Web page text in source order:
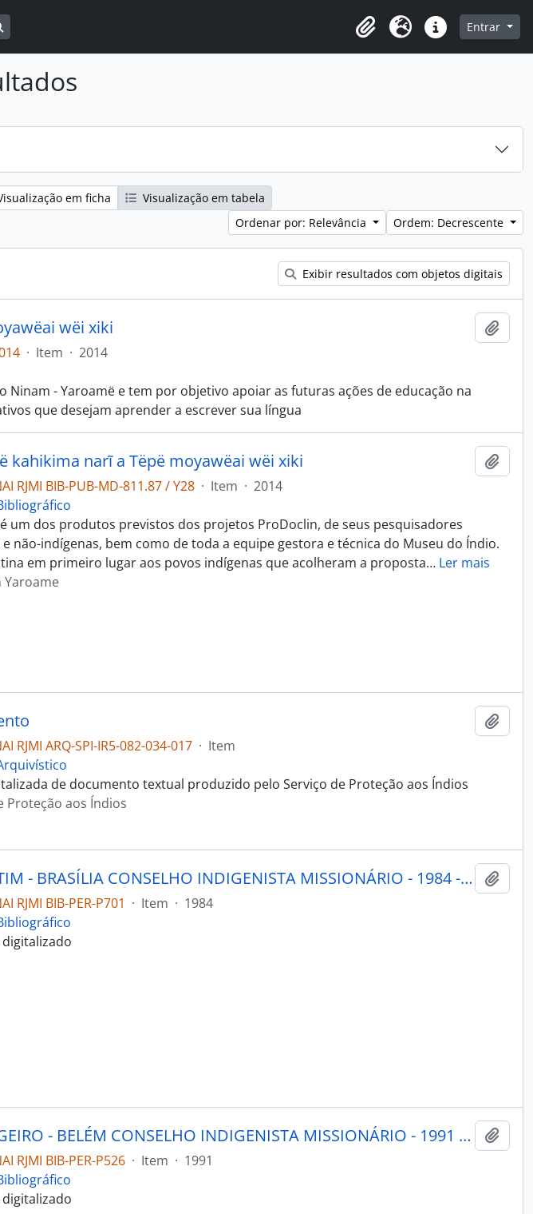
Área de Transferência
Idioma Atalhos Entrar
em ficha
Visualização em tabela
Ordenar por: Relevância
Ordem: Decrescente
Exibir resultados com objetos digitais
wëi xiki
· Item · 2014
- Yaroamë e tem por objetivo apoiar as futuras ações de educação na
que desejam aprender a escrever sua língua
kahikima narĩ a Tëpë moyawëai wëi xiki
RJMI BIB-PUB-MD-811.87 / Y28 · Item · 2014
um dos produtos previstos dos projetos ProDoclin, de seus pesquisadores
não-indígenas, bem como de toda a equipe gestora e técnica do Museu do Índio.
em primeiro lugar aos povos indígenas que acolheram a proposta… Ler mais
Yaroame
RJMI ARQ-SPI-IR5-082-034-017 · Item
de documento textual produzido pelo Serviço de Proteção aos Índios
Proteção aos Índios
PORANTIM - BRASÍLIA CONSELHO INDIGENISTA MISSIONÁRIO - 1984 - Nº6566
RJMI BIB-PER-P701 · Item · 1984
MENSAGEIRO - BELÉM CONSELHO INDIGENISTA MISSIONÁRIO - 1991 - Nº72
RJMI BIB-PER-P526 · Item · 1991